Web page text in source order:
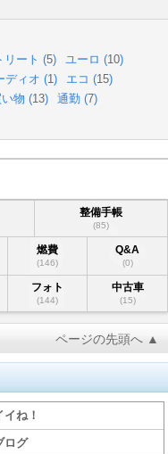
リート (5) ユーロ (10)
ディオ (1 ) エコ (15)
い物 (13) 通勤 (7)
整備手帳
(85)
燃費
(146)
Q&A
(0)
フォト
(144)
中古車
(15)
ページの先頭へ ▲
イね！
ログ